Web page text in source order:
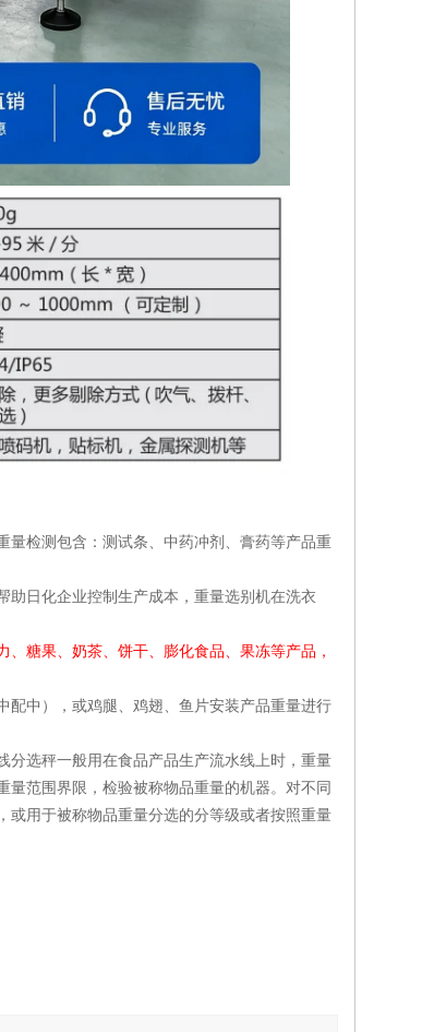
量检测包含：测试条、中药冲剂、膏药等产品重
助日化企业控制生产成本，重量选别机在洗衣
糖果、奶茶、饼干、膨化食品、果冻等产品，
配中），或鸡腿、鸡翅、鱼片安装产品重量进行
分选秤一般用在食品产品生产流水线上时，重量
范围界限，检验被称物品重量的机器。对不同
或用于被称物品重量分选的分等级或者按照重量